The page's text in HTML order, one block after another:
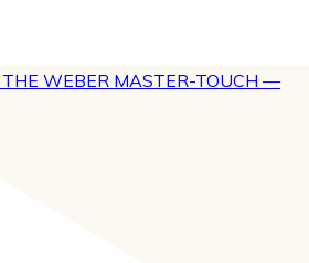
THE WEBER MASTER-TOUCH —